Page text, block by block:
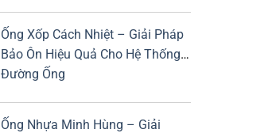
Ống Xốp Cách Nhiệt – Giải Pháp
Bảo Ôn Hiệu Quả Cho Hệ Thống
Đường Ống
Ống Nhựa Minh Hùng – Giải